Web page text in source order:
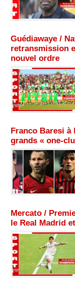
Guédiawaye /
retransmission
nouvel ordre
Franco Baresi
grands « one-
Mercato /
le Real Madrid